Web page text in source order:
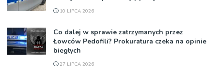
10 LIPCA 2026
Co dalej w sprawie zatrzymanych przez
Łowców Pedofili? Prokuratura czeka na opinie
biegłych
27 LIPCA 2026